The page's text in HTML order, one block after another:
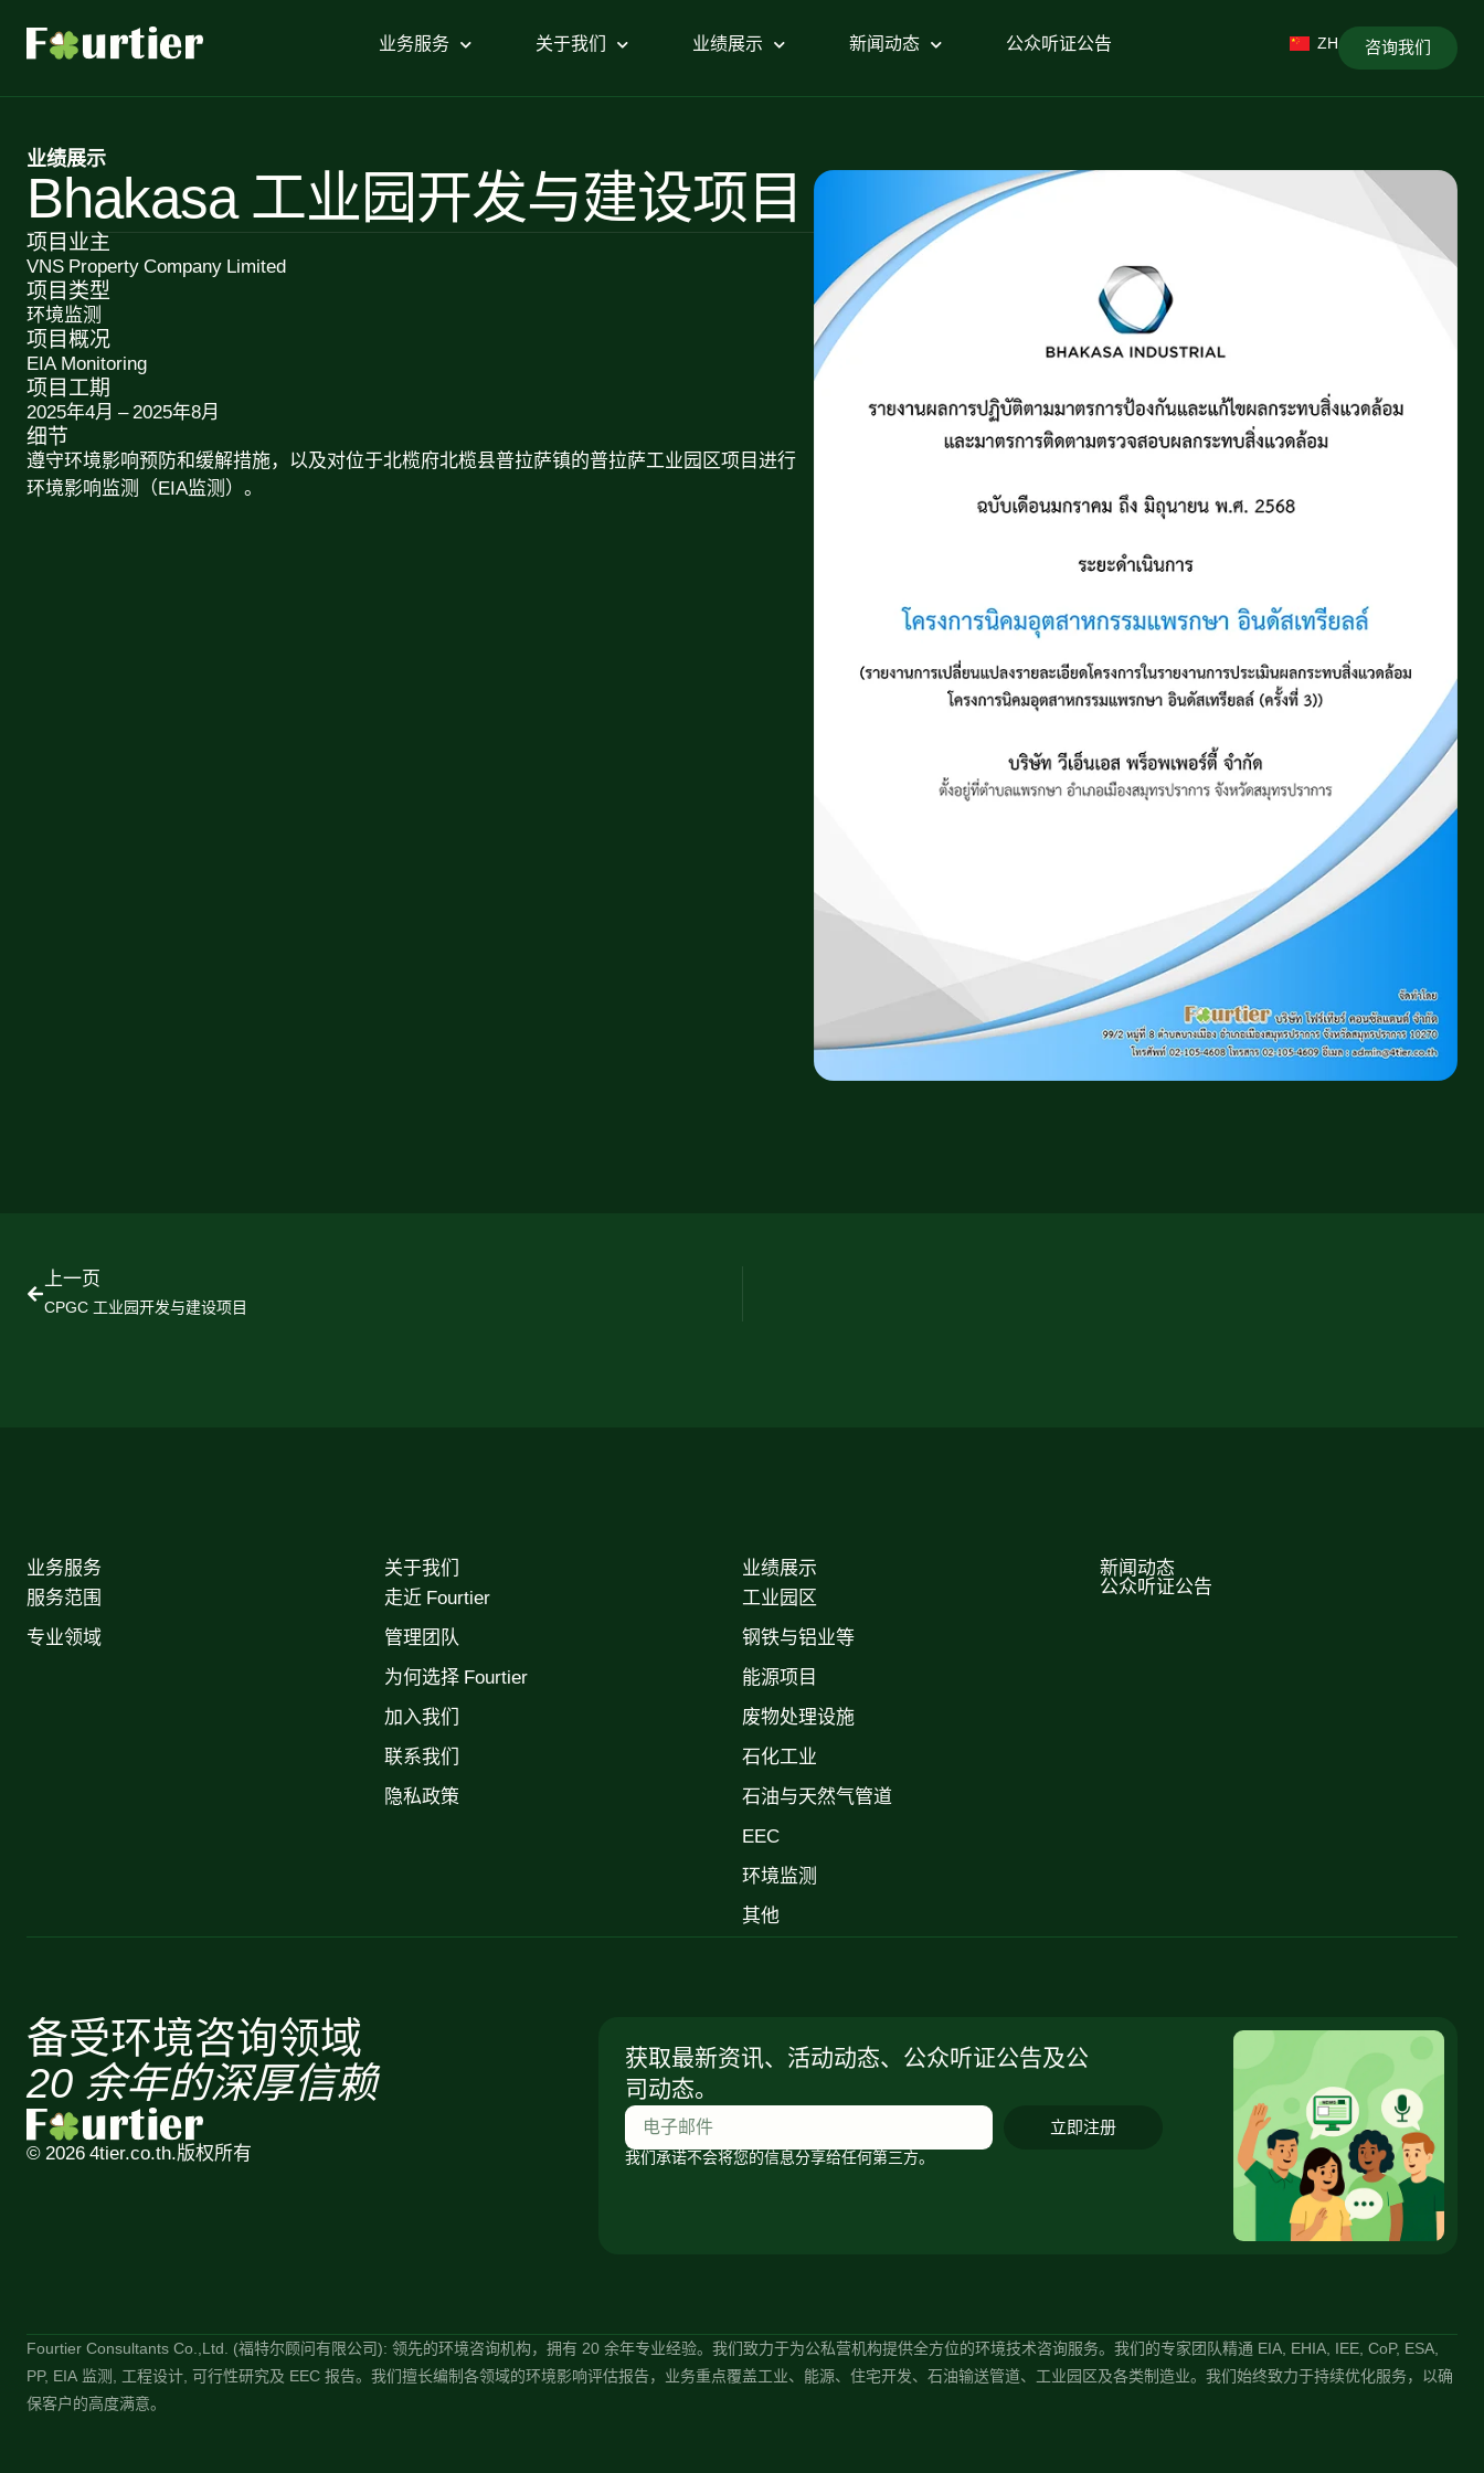
业务服务 关于我们 业绩展示 新闻动态 公众听证公告 ZH 咨询我们
业绩展示
Bhakasa 工业园开发与建设项目
项目业主
VNS Property Company Limited
项目类型
环境监测
项目概况
EIA Monitoring
项目工期
2025年4月 – 2025年8月
细节
遵守环境影响预防和缓解措施，以及对位于北榄府北榄县普拉萨镇的普拉萨工业园区项目进行
环境影响监测（EIA监测）。
上一页
CPGC 工业园开发与建设项目
业务服务
服务范围
专业领域
关于我们
走近 Fourtier
管理团队
为何选择 Fourtier
加入我们
联系我们
隐私政策
业绩展示
工业园区
钢铁与铝业等
能源项目
废物处理设施
石化工业
石油与天然气管道
EEC
环境监测
其他
新闻动态
公众听证公告
备受环境咨询领域
20 余年的深厚信赖
© 2026 4tier.co.th.版权所有
获取最新资讯、活动动态、公众听证公告及公
司动态。
立即注册
我们承诺不会将您的信息分享给任何第三方。
Fourtier Consultants Co.,Ltd. (福特尔顾问有限公司): 领先的环境咨询机构，拥有 20 余年专业经验。我们致力于为公私营机构提供全方位的环境技术咨询服务。我们的专家团队精通 EIA, EHIA, IEE, CoP, ESA,
PP, EIA 监测, 工程设计, 可行性研究及 EEC 报告。我们擅长编制各领域的环境影响评估报告，业务重点覆盖工业、能源、住宅开发、石油输送管道、工业园区及各类制造业。我们始终致力于持续优化服务，以确
保客户的高度满意。